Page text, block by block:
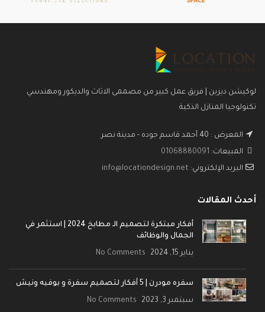
لوكيشن ديزين | فريق عمل كبير من مصممى الاثاث والديكور ومهندسي
تكنولوجيا المنازل الذكية
المعرض : 40 أحمد قاسم جوده - مدينة نصر
المبيعات: 01068880091
البريد الإلكتروني: info@locationdesign.net
أحدث المقالات
أفكار مبتكرة لتصميم الـ مطابخ 2024 | استثمر في
الجمال والوظائف
يناير 15, 2024 No Comments
سفره مودرن | 5 أفكار لتصميم سفرة و بوفيه ونيش
سبتمبر 3, 2023 No Comments